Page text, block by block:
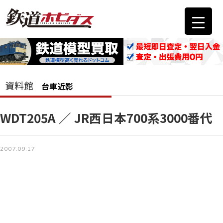
資料館 台車近影
WDT205A ／ JR西日本700系3000番代
2007.09.17